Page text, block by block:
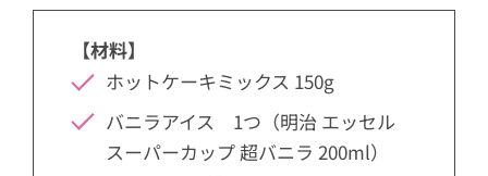
【材料】
ホットケーキミックス 150g
バニラアイス 1つ（明治 エッセル
スーパーカップ 超バニラ 200ml）